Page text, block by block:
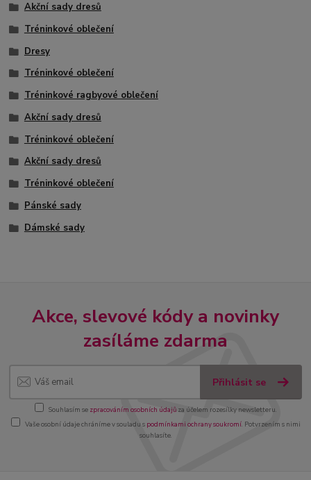
Akční sady dresů
Tréninkové oblečení
Dresy
Tréninkové oblečení
Tréninkové ragbyové oblečení
Akční sady dresů
Tréninkové oblečení
Akční sady dresů
Tréninkové oblečení
Pánské sady
Dámské sady
Akce, slevové kódy a novinky
zasíláme zdarma
Přihlásit se
Souhlasím se zpracováním osobních údajůza účelem rozesílky newsletteru.
Vaše osobní údaje chráníme v souladu s podmínkami ochrany soukromí. Potvrzením s nimi
souhlasíte.